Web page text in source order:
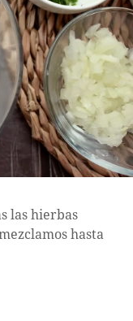
las hierbas
hasta